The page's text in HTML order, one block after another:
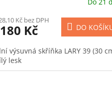
Kč bez DPH
Kč DO
výsuvná skříňka LARY 39 (30
lesk